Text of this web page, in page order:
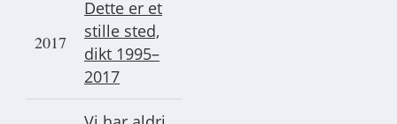
2017
Dette er et
stille sted,
dikt 1995–
2017